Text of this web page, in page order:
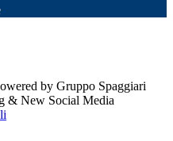
by Gruppo Spaggiari
& New Social Media